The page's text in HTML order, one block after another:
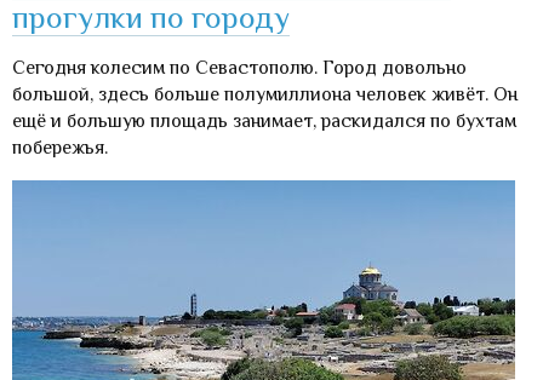
прогулки по городу
Сегодня колесим по Севастополю. Город довольно
большой, здесь больше полумиллиона человек живёт. Он
ещё и большую площадь занимает, раскидался по бухтам
побережья.